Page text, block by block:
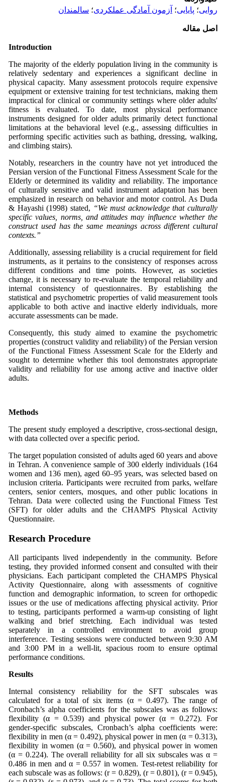
روایی؛ پایایی؛ آزمون آمادگی عملکردی؛ سالمندان
اصل مقاله
Introduction
The majority of the elderly population living in the community is
relatively sedentary and experiences a significant decline in
physical capacity. Many assessment protocols require expensive
equipment or extensive training for test technicians, making them
impractical for clinical or community settings where older adults'
fitness is evaluated. To date, most physical performance
instruments designed for older adults primarily detect functional
limitations at the behavioral level (e.g., assessing difficulties in
performing specific activities such as bathing, dressing, walking,
and climbing stairs).
Notably, researchers in the country have not yet introduced the
Persian version of the Functional Fitness Assessment Scale for the
Elderly or determined its validity and reliability. The importance
of culturally sensitive and valid instrument adaptation has been
emphasized in research on behavior and motor control. As Duda
& Hayashi (1998) stated, “We must acknowledge that culturally
specific values, norms, and attitudes may influence whether the
construct used has the same meanings across different cultural
contexts.”
Additionally, assessing reliability is a crucial requirement for field
instruments, as it pertains to the consistency of responses across
different conditions and time points. However, as societies
change, it is necessary to re-evaluate the temporal reliability and
internal consistency of questionnaires. By establishing the
statistical and psychometric properties of valid measurement tools
applicable to both active and inactive elderly individuals, more
accurate assessments can be made.
Consequently, this study aimed to examine the psychometric
properties (construct validity and reliability) of the Persian version
of the Functional Fitness Assessment Scale for the Elderly and
sought to determine whether this tool demonstrates appropriate
validity and reliability for use among active and inactive older
adults.
Methods
The present study employed a descriptive, cross-sectional design,
with data collected over a specific period.
The target population consisted of adults aged 60 years and above
in Tehran. A convenience sample of 300 elderly individuals (164
women and 136 men), aged 60–95 years, was selected based on
inclusion criteria. Participants were recruited from parks, welfare
centers, senior centers, mosques, and other public locations in
Tehran. Data were collected using the Functional Fitness Test
(SFT) for older adults and the CHAMPS Physical Activity
Questionnaire.
Research Procedure
All participants lived independently in the community. Before
testing, they provided informed consent and consulted with their
physicians. Each participant completed the CHAMPS Physical
Activity Questionnaire, along with assessments of cognitive
function and demographic information, to screen for orthopedic
issues or the use of medications affecting physical activity. Prior
to testing, participants performed a warm-up consisting of light
walking and brief stretching. Each individual was tested
separately in a controlled environment to avoid group
interference. Testing sessions were conducted between 9:30 AM
and 3:00 PM in a well-lit, spacious room to ensure optimal
performance conditions.
Results
Internal consistency reliability for the SFT subscales was
calculated for a total of six items (α = 0.497). The range of
Cronbach’s alpha coefficients for the subscales was as follows:
flexibility (α = 0.539) and physical power (α = 0.272). For
gender-specific subscales, Cronbach’s alpha coefficients were:
flexibility in men (α = 0.492), physical power in men (α = 0.313),
flexibility in women (α = 0.560), and physical power in women
(α = 0.224). The overall reliability for all six subscales was α =
0.486 in men and α = 0.557 in women. Test-retest reliability for
each subscale was as follows: (r = 0.829), (r = 0.801), (r = 0.945),